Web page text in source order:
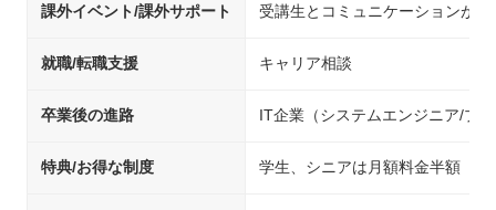
課外イベント/課外サポート 受講生とコミュニケーションが
就職/転職支援 キャリア相談
卒業後の進路 IT企業（システムエンジニア/プ
特典/お得な制度 学生、シニアは月額料金半額